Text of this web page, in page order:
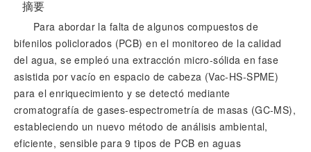
摘要
Para abordar la falta de algunos compuestos de
bifenilos policlorados (PCB) en el monitoreo de la calidad
del agua, se empleó una extracción micro-sólida en fase
asistida por vacío en espacio de cabeza (Vac-HS-SPME)
para el enriquecimiento y se detectó mediante
cromatografía de gases-espectrometría de masas (GC-MS),
estableciendo un nuevo método de análisis ambiental,
eficiente, sensible para 9 tipos de PCB en aguas